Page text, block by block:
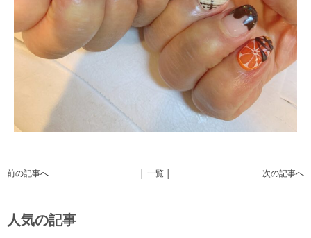
前の記事へ 次の記事へ
│ 一覧 │
人気の記事